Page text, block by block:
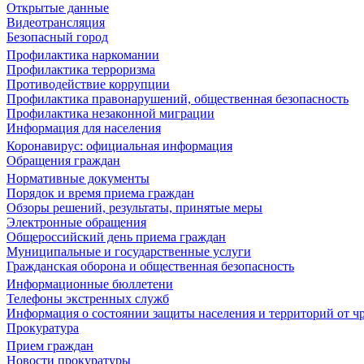
Открытые данные
Видеотрансляция
Безопасный город
Профилактика наркомании
Профилактика терроризма
Противодействие коррупции
Профилактика правонарушений, общественная безопасность
Профилактика незаконной миграции
Информация для населения
Коронавирус: официальная информация
Обращения граждан
Нормативные документы
Порядок и время приема граждан
Обзоры решений, результаты, принятые меры
Электронные обращения
Общероссийский день приема граждан
Муниципальные и государственные услуги
Гражданская оборона и общественная безопасность
Информационные бюллетени
Телефоны экстренных служб
Информация о состоянии защиты населения и территорий от
Прокуратура
Прием граждан
Новости прокуратуры